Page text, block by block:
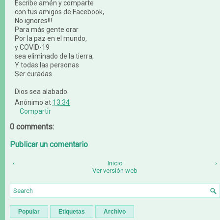
Escribe amén y comparte
con tus amigos de Facebook,
No ignores!!!
Para más gente orar
Por la paz en el mundo,
y COVID-19
sea eliminado de la tierra,
Y todas las personas
Ser curadas
Dios sea alabado.
Anónimo at 13:34
Compartir
0 comments:
Publicar un comentario
‹ ›
Inicio
Ver versión web
Popular Etiquetas Archivo